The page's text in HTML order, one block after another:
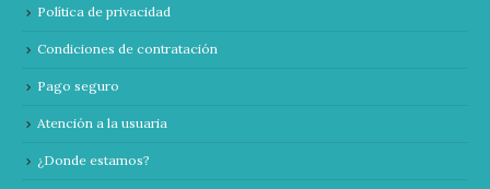
Política de privacidad
Condiciones de contratación
Pago seguro
Atención a la usuaria
¿Donde estamos?